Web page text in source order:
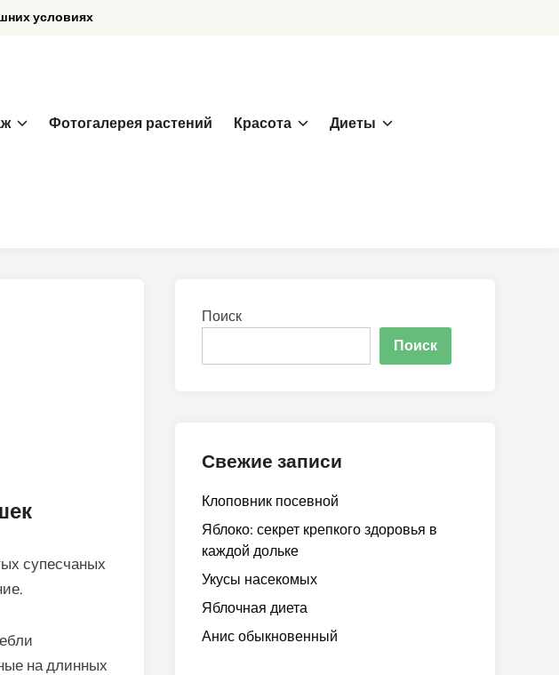
условиях
Фотогалерея растений Красота Диеты
супесчаных
на длинных
Поиск
Поиск
Свежие записи
Клоповник посевной
Яблоко: секрет крепкого здоровья в
каждой дольке
Укусы насекомых
Яблочная диета
Анис обыкновенный